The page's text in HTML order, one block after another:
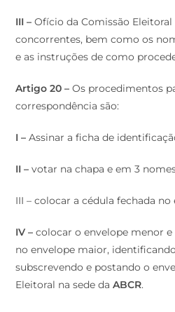
III – Ofício da Comissão
concorrentes, bem como os
e as instruções de como
Artigo 20 – Os procedimentos
correspondência são:
I – Assinar a ficha de
II – votar na chapa e em 3
III – colocar a cédula fechada
IV – colocar o envelope menor
no envelope maior,
subscrevendo e postando o
Eleitoral na sede daABCR.